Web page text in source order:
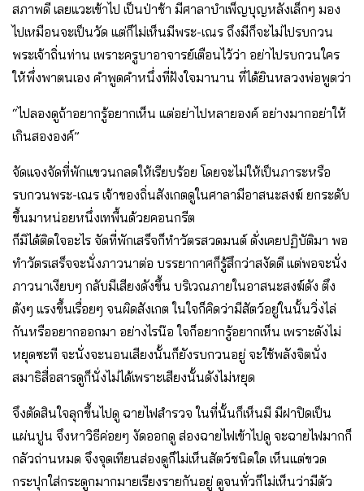
สภาพดี เลยแวะเข้าไป เป็นป่าช้า มีศาลาบำเพ็ญบุญหลังเล็กๆ มอง
ไปเหมือนจะเป็นวัด แต่ก็ไม่เห็นมีพระ-เณร ถึงมีก็จะไม่ไปรบกวน
พระเจ้าถิ่นท่าน เพราะครูบาอาจารย์เตือนไว้ว่า อย่าไปรบกวนใคร
ให้พึ่งพาตนเอง คำพูดคำหนึ่งที่ฝังใจมานาน ที่ได้ยินหลวงพ่อพูดว่า
“ไปลองดูถ้าอยากรู้อยากเห็น แต่อย่าไปหลายองค์ อย่างมากอย่าให้
เกินสององค์”
จัดแจงจัดที่พักแขวนกลดให้เรียบร้อย โดยจะไม่ให้เป็นภาระหรือ
รบกวนพระ-เณร เจ้าของถิ่นสังเกตดูในศาลามีอาสนะสงฆ์ ยกระดับ
ขึ้นมาหน่อยหนึ่งเทพื้นด้วยคอนกรีต
ก็มิได้ติดใจอะไร จัดที่พักเสร็จก็ทำวัตรสวดมนต์ ดั่งเคยปฏิบัติมา พอ
ทำวัตรเสร็จจะนั่งภาวนาต่อ บรรยากาศก็รู้สึกว่าสงัดดี แต่พอจะนั่ง
ภาวนาเงียบๆ กลับมีเสียงดังขึ้น บริเวณภายในอาสนะสงฆ์ดัง ตึง
ตังๆ แรงขึ้นเรื่อยๆ จนผิดสังเกต ในใจก็คิดว่ามีสัตว์อยู่ในนั้นวิ่งไล่
กันหรืออยากออกมา อย่างไรน๊อ ใจก็อยากรู้อยากเห็น เพราะดังไม่
หยุดซะที จะนั่งจะนอนเสียงนั้นก็ยังรบกวนอยู่ จะใช้พลังจิตนั่ง
สมาธิสื่อสารดูก็นั่งไม่ได้เพราะเสียงนั้นดังไม่หยุด
จึงตัดสินใจลุกขึ้นไปดู ฉายไฟสำรวจ ในที่นั้นก็เห็นมี มีฝาปิดเป็น
แผ่นปูน จึงหาวิธีค่อยๆ งัดออกดู ส่องฉายไฟเข้าไปดู จะฉายไฟมากก็
กลัวถ่านหมด จึงจุดเทียนส่องดูก็ไม่เห็นสัตว์ชนิดใด เห็นแต่ขวด
กระปุกใส่กระดูกมากมายเรียงรายกันอยู่ ดูจนทั่วก็ไม่เห็นว่ามีตัว